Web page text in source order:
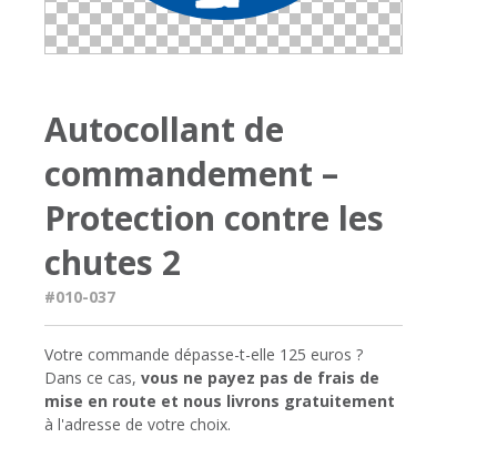
Autocollant de
commandement –
Protection contre les
chutes 2
#010-037
Votre commande dépasse-t-elle 125 euros ?
Dans ce cas,vous ne payez pas de frais de
mise en route et nous livrons gratuitement
à l'adresse de votre choix.